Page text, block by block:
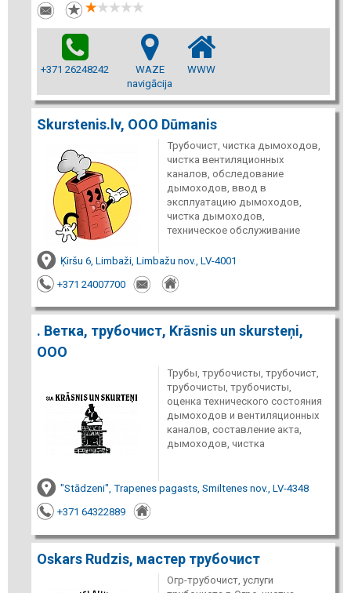
+371 26248242
WAZE
navigācija
WWW
Skurstenis.lv, ООО Dūmanis
Трубочист, чистка дымоходов,
чистка вентиляционных
каналов, обследование
дымоходов, ввод в
эксплуатацию дымоходов,
чистка дымоходов,
техническое обслуживание
Ķiršu 6, Limbaži, Limbažu nov., LV-4001
+371 24007700
. Ветка, трубочист, Krāsnis un skursteņi,
ООО
Трубы, трубочисты, трубочист,
трубочисты, трубочисты,
оценка технического состояния
дымоходов и вентиляционных
каналов, составление акта,
дымоходов, чистка
"Stādzeni", Trapenes pagasts, Smiltenes nov., LV-4348
+371 64322889
Oskars Rudzis, мастер трубочист
Огр-трубочист, услуги